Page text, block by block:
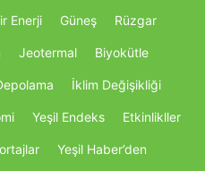
Enerji Güneş Rüzgar
Jeotermal Biyokütle
İklim Değişikliği
Yeşil Endeks Etkinlikller
Yeşil Haber’den